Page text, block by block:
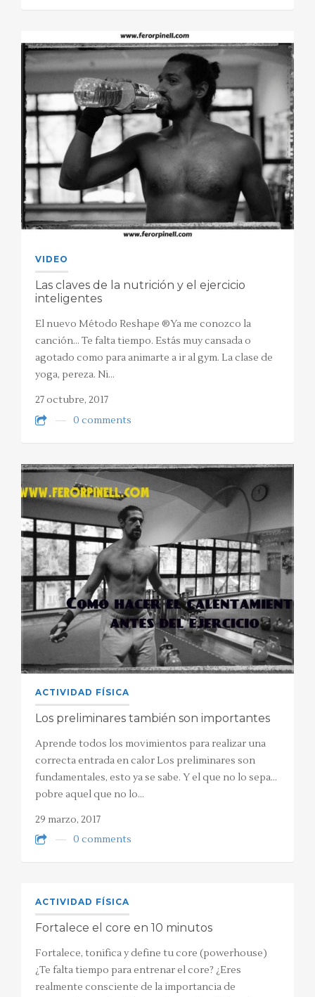
VIDEO
Las claves de la nutrición y el ejercicio
inteligentes
El nuevo Método Reshape ®Ya me conozco la
canción… Te falta tiempo. Estás muy cansada o
agotado como para animarte a ir al gym. La clase de
yoga, pereza. Ni…
27 octubre, 2017
0 comments
ACTIVIDAD FÍSICA
Los preliminares también son importantes
Aprende todos los movimientos para realizar una
correcta entrada en calor Los preliminares son
fundamentales, esto ya se sabe. Y el que no lo sepa…
pobre aquel que no lo…
29 marzo, 2017
0 comments
ACTIVIDAD FÍSICA
Fortalece el core en 10 minutos
Fortalece, tonifica y define tu core (powerhouse)
¿Te falta tiempo para entrenar el core? ¿Eres
realmente consciente de la importancia de